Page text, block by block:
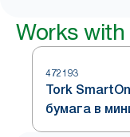
Works with
472193
Tork
бумага в
система T9